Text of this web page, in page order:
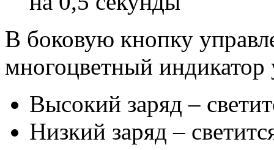
В боковую кнопку
многоцветный индикатор
Высокий заряд –
Низкий заряд –